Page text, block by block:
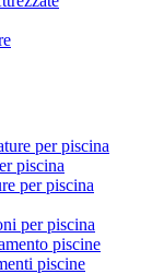
per piscina
piscina
per piscina
per piscina
piscine
piscine